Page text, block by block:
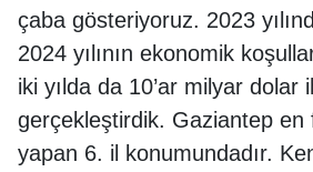
çaba gösteriyoruz. 2023
2024 yılının ekonomik
iki yılda da 10’ar milyar dolar
gerçekleştirdik. Gaziantep en
yapan 6. il konumundadır.